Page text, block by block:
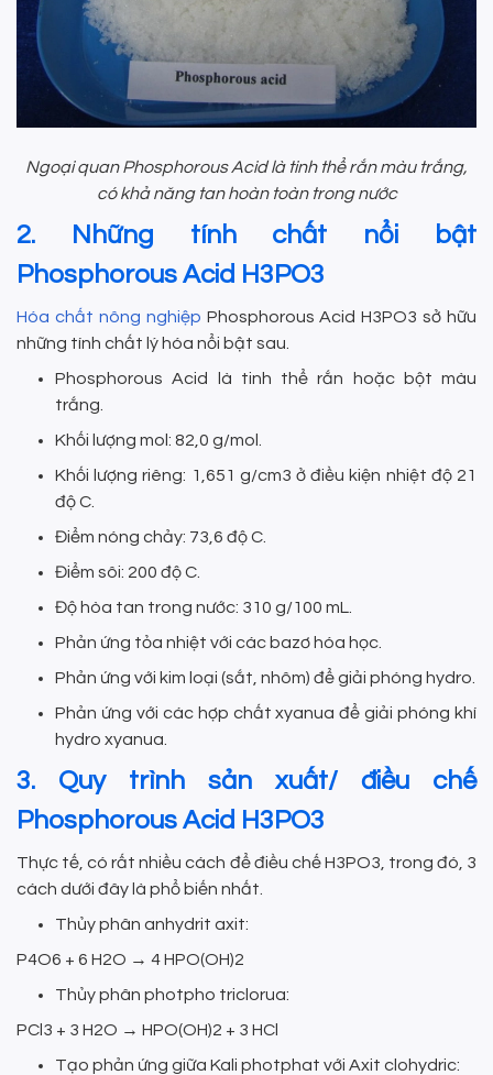
Ngoại quan Phosphorous Acid là tinh thể rắn màu trắng,
có khả năng tan hoàn toàn trong nước
2. Những tính chất nổi bật
Phosphorous Acid H3PO3
Hóa chất nông nghiệp Phosphorous Acid H3PO3 sở hữu
những tính chất lý hóa nổi bật sau.
Phosphorous Acid là tinh thể rắn hoặc bột màu
trắng.
Khối lượng mol: 82,0 g/mol.
Khối lượng riêng: 1,651 g/cm3 ở điều kiện nhiệt độ 21
độ C.
Điểm nóng chảy: 73,6 độ C.
Điểm sôi: 200 độ C.
Độ hòa tan trong nước: 310 g/100 mL.
Phản ứng tỏa nhiệt với các bazơ hóa học.
Phản ứng với kim loại (sắt, nhôm) để giải phóng hydro.
Phản ứng với các hợp chất xyanua để giải phóng khí
hydro xyanua.
3. Quy trình sản xuất/ điều chế
Phosphorous Acid H3PO3
Thực tế, có rất nhiều cách để điều chế H3PO3, trong đó, 3
cách dưới đây là phổ biến nhất.
Thủy phân anhydrit axit:
P4O6 + 6 H2O → 4 HPO(OH)2
Thủy phân photpho triclorua:
PCl3 + 3 H2O → HPO(OH)2 + 3 HCl
Tạo phản ứng giữa Kali photphat với Axit clohydric: